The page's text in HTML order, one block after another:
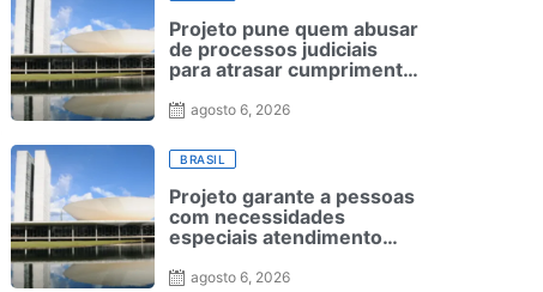
Projeto pune quem abusar
de processos judiciais
para atrasar cumprimento
agosto 6, 2026
BRASIL
Projeto garante a pessoas
com necessidades
especiais atendimento
para ensino superior
agosto 6, 2026